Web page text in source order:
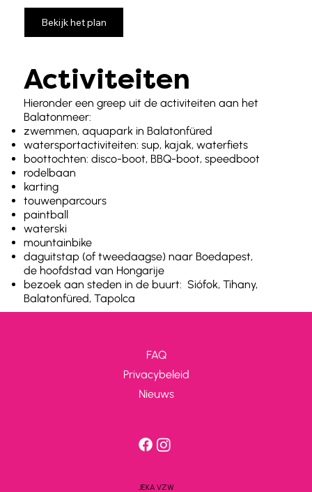
Activiteiten
Hieronder een greep uit de activiteiten aan het
Balatonmeer:
zwemmen, aquapark in Balatonfüred
watersportactiviteiten: sup, kajak, waterfiets
boottochten: disco-boot, BBQ-boot, speedboot
rodelbaan
karting
touwenparcours
paintball
waterski
mountainbike
daguitstap (of tweedaagse) naar Boedapest,
de hoofdstad van Hongarije
bezoek aan steden in de buurt: Siófok, Tihany,
Balatonfüred, Tapolca
Bekijk het plan
JEKA VZW
FAQ
Privacybeleid
Nieuws